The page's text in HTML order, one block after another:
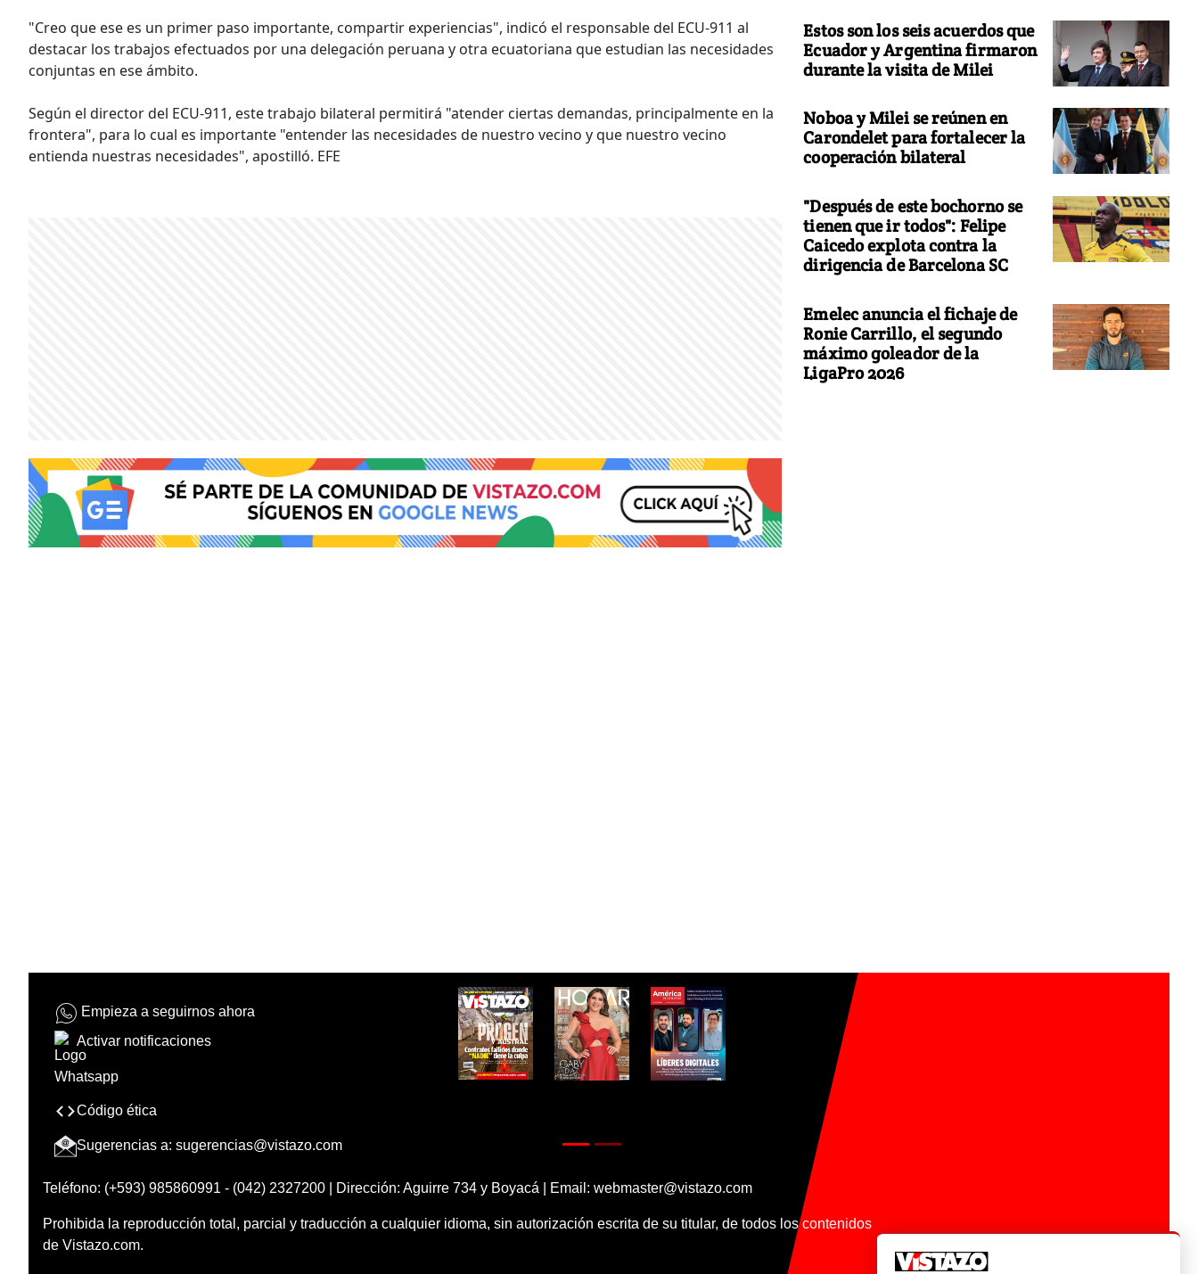
"Creo que ese es un primer paso importante, compartir experiencias", indicó el responsable del ECU-911 al
destacar los trabajos efectuados por una delegación peruana y otra ecuatoriana que estudian las necesidades
conjuntas en ese ámbito.
Según el director del ECU-911, este trabajo bilateral permitirá "atender ciertas demandas, principalmente en la
frontera", para lo cual es importante "entender las necesidades de nuestro vecino y que nuestro vecino
entienda nuestras necesidades", apostilló. EFE
Estos son los seis acuerdos que
Ecuador y Argentina firmaron
durante la visita de Milei
Noboa y Milei se reúnen en
Carondelet para fortalecer la
cooperación bilateral
"Después de este bochorno se
tienen que ir todos": Felipe
Caicedo explota contra la
dirigencia de Barcelona SC
Emelec anuncia el fichaje de
Ronie Carrillo, el segundo
máximo goleador de la
LigaPro 2026
Empieza a seguirnos ahora
Activar notificaciones
Código ética
Sugerencias a: sugerencias@vistazo.com
Teléfono: (+593) 985860991 - (042) 2327200 | Dirección: Aguirre 734 y Boyacá | Email: webmaster@vistazo.com
Prohibida la reproducción total, parcial y traducción a cualquier idioma, sin autorización escrita de su titular, de todos los contenidos
de Vistazo.com.